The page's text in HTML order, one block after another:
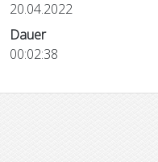
20.04.2022
Dauer
00:02:38